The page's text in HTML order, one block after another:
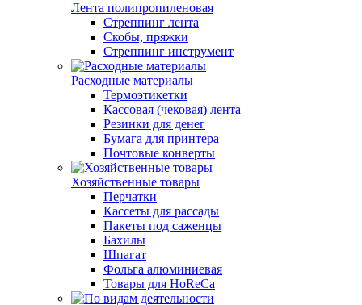
Лента полипропиленовая
Стреппинг лента
Скобы, пряжки
Стреппинг инструмент
Расходные материалы
Термоэтикетки
Кассовая (чековая) лента
Резинки для денег
Бумага для принтера
Почтовые конверты
Хозяйственные товары
Перчатки
Кассеты для рассады
Пакеты под саженцы
Бахилы
Шпагат
Фольга алюминиевая
Товары для HoReCa